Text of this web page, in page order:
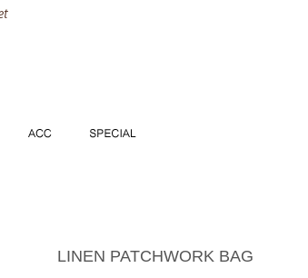
LINEN PATCHWORK BAG